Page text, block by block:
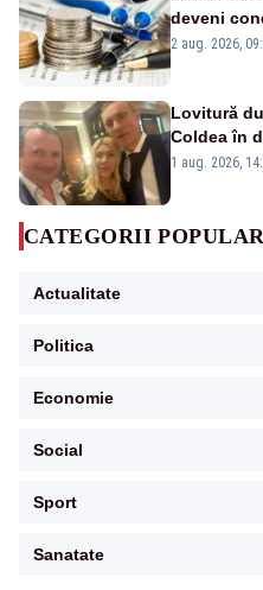
deveni
viitoare?
2 aug. 2026,
Lovitură
Coldea în
Păcuraru
1 aug. 2026,
CATEGORII
Actualitate
Politica
Economie
Social
Sport
Sanatate